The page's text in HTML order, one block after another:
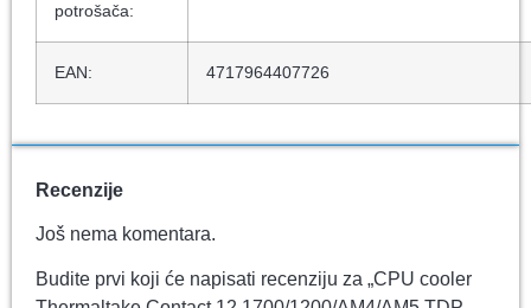
potrošača:
EAN: 4717964407726
Recenzije
Još nema komentara.
Budite prvi koji će napisati recenziju za „CPU cooler